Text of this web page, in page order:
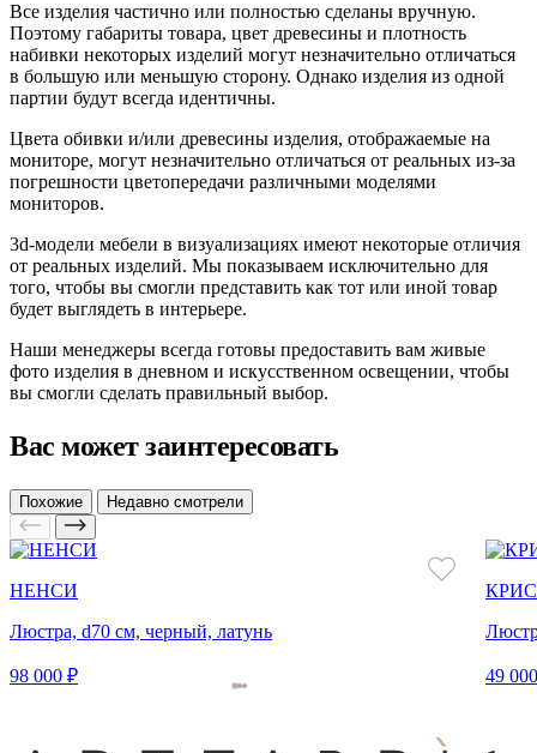
Все изделия частично или полностью сделаны вручную.
Поэтому габариты товара, цвет древесины и плотность
набивки некоторых изделий могут незначительно отличаться
в большую или меньшую сторону. Однако изделия из одной
партии будут всегда идентичны.
Цвета обивки и/или древесины изделия, отображаемые на
мониторе, могут незначительно отличаться от реальных из-за
погрешности цветопередачи различными моделями
мониторов.
3d-модели мебели в визуализациях имеют некоторые отличия
от реальных изделий. Мы показываем исключительно для
того, чтобы вы смогли представить как тот или иной товар
будет выглядеть в интерьере.
Наши менеджеры всегда готовы предоставить вам живые
фото изделия в дневном и искусственном освещении, чтобы
вы смогли сделать правильный выбор.
Вас может заинтересовать
Похожие Недавно смотрели
НЕНСИ
Люстра, d70 см, черный, латунь
98 000 ₽ 49